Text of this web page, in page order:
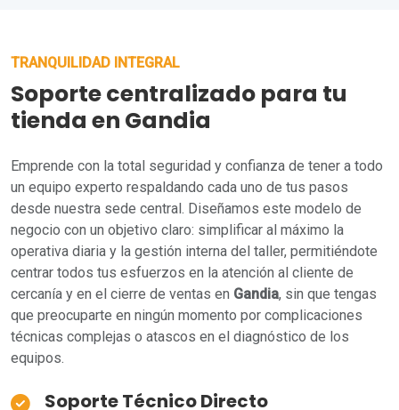
TRANQUILIDAD INTEGRAL
Soporte centralizado para tu
tienda en Gandia
Emprende con la total seguridad y confianza de tener a todo
un equipo experto respaldando cada uno de tus pasos
desde nuestra sede central. Diseñamos este modelo de
negocio con un objetivo claro: simplificar al máximo la
operativa diaria y la gestión interna del taller, permitiéndote
centrar todos tus esfuerzos en la atención al cliente de
cercanía y en el cierre de ventas en Gandia, sin que tengas
que preocuparte en ningún momento por complicaciones
técnicas complejas o atascos en el diagnóstico de los
equipos.
Soporte Técnico Directo